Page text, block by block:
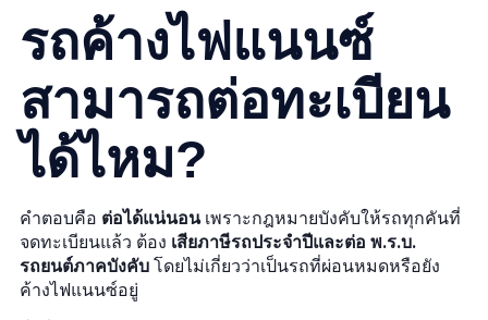
รถค้างไฟแนนซ์
สามารถต่อทะเบียน
ได้ไหม?
คำตอบคือ ต่อได้แน่นอนเพราะกฎหมายบังคับให้รถทุกคันที่
จดทะเบียนแล้ว ต้อง เสียภาษีรถประจำปีและต่อ พ.ร.บ.
รถยนต์ภาคบังคับ โดยไม่เกี่ยวว่าเป็นรถที่ผ่อนหมดหรือยัง
ค้างไฟแนนซ์อยู่